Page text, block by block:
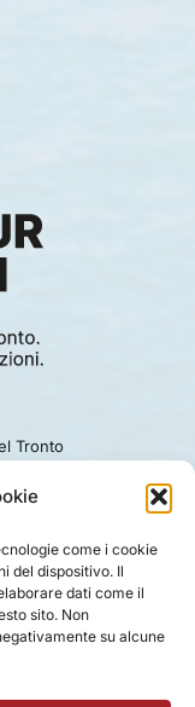
come i cookie
del dispositivo. Il
dati come il
sito. Non
su alcune
Tronto